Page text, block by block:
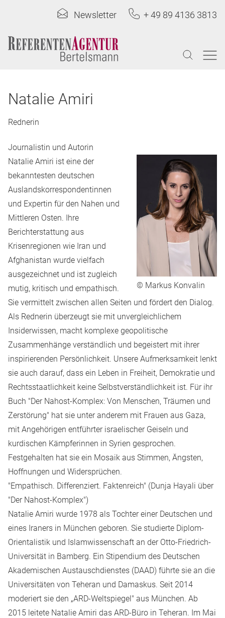
Newsletter + 49 89 4136 3813
Natalie Amiri
Rednerin
Journalistin und Autorin
© Markus Konvalin
Natalie Amiri ist eine der
bekanntesten deutschen
Auslandskorrespondentinnen
und Expertin für den Nahen und
Mittleren Osten. Ihre
Berichterstattung aus
Krisenregionen wie Iran und
Afghanistan wurde vielfach
ausgezeichnet und ist zugleich
mutig, kritisch und empathisch.
Sie vermittelt zwischen allen Seiten und fördert den Dialog.
Als Rednerin überzeugt sie mit unvergleichlichem
Insiderwissen, macht komplexe geopolitische
Zusammenhänge verständlich und begeistert mit ihrer
inspirierenden Persönlichkeit. Unsere Aufmerksamkeit lenkt
sie auch darauf, dass ein Leben in Freiheit, Demokratie und
Rechtsstaatlichkeit keine Selbstverständlichkeit ist. Für ihr
Buch "Der Nahost-Komplex: Von Menschen, Träumen und
Zerstörung" hat sie unter anderem mit Frauen aus Gaza,
mit Angehörigen entführter israelischer Geiseln und
kurdischen Kämpferinnen in Syrien gesprochen.
Festgehalten hat sie ein Mosaik aus Stimmen, Ängsten,
Hoffnungen und Widersprüchen.
"Empathisch. Differenziert. Faktenreich" (Dunja Hayali über
"Der Nahost-Komplex")
Natalie Amiri wurde 1978 als Tochter einer Deutschen und
eines Iraners in München geboren. Sie studierte Diplom-
Orientalistik und Islamwissenschaft an der Otto-Friedrich-
Universität in Bamberg. Ein Stipendium des Deutschen
Akademischen Austauschdienstes (DAAD) führte sie an die
Universitäten von Teheran und Damaskus. Seit 2014
moderiert sie den „ARD-Weltspiegel" aus München. Ab
2015 leitete Natalie Amiri das ARD-Büro in Teheran. Im Mai